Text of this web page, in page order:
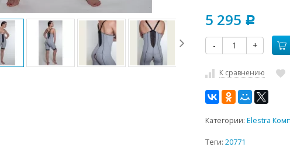
5 295 Р
- +
К сравнению
Категории:Elestra
Теги:20771